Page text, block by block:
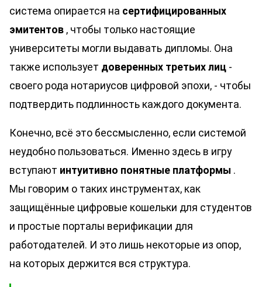
система опирается на сертифицированных
эмитентов , чтобы только настоящие
университеты могли выдавать дипломы. Она
также использует доверенных третьих лиц -
своего рода нотариусов цифровой эпохи, - чтобы
подтвердить подлинность каждого документа.
Конечно, всё это бессмысленно, если системой
неудобно пользоваться. Именно здесь в игру
вступают интуитивно понятные платформы .
Мы говорим о таких инструментах, как
защищённые цифровые кошельки для студентов
и простые порталы верификации для
работодателей. И это лишь некоторые из опор,
на которых держится вся структура.